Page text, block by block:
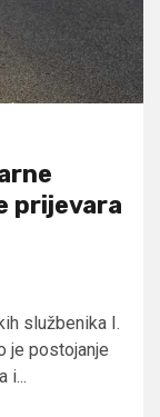
prijevara
službenika I.
je postojanje
i...